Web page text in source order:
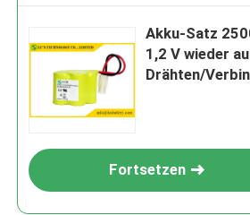
Akku-Satz
1,2 V wieder
Drähten/
Fortsetzen